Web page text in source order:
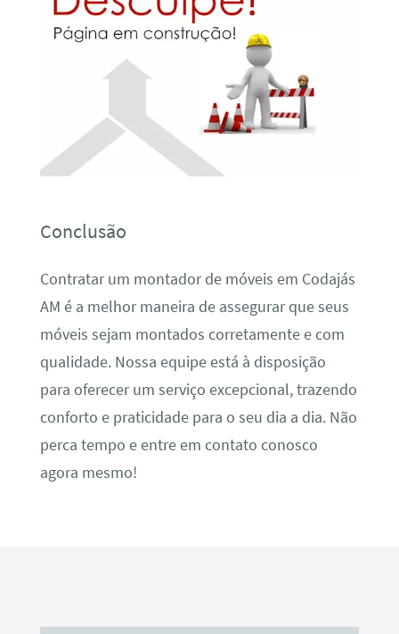
Conclusão
Contratar um montador de móveis em Codajás
AM é a melhor maneira de assegurar que seus
móveis sejam montados corretamente e com
qualidade. Nossa equipe está à disposição
para oferecer um serviço excepcional, trazendo
conforto e praticidade para o seu dia a dia. Não
perca tempo e entre em contato conosco
agora mesmo!